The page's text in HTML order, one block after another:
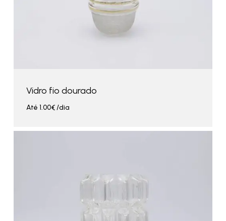
Vidro fio dourado
Até 1.00€/dia